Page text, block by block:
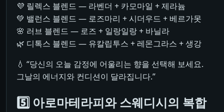
💜 릴렉스 블렌드 — 라벤더 + 카모마일 + 제라늄
💚 밸런스 블렌드 — 로즈마리 + 시더우드 + 베르가못
🌸 러브 블렌드 — 로즈 + 일랑일랑 + 바닐라
🌿 디톡스 블렌드 — 유칼립투스 + 레몬그라스 + 생강
💧 “당신의 오늘 감정에 어울리는 향을 선택해 보세요.
그날의 에너지와 컨디션이 달라집니다.”
5️⃣ 아로마테라피와 스웨디시의 복합